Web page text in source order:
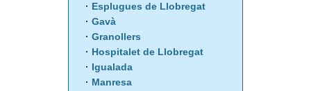
Esplugues de Llobregat
Gavà
Granollers
Hospitalet de Llobregat
Igualada
Manresa